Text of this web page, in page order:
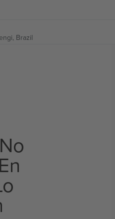
Brazil